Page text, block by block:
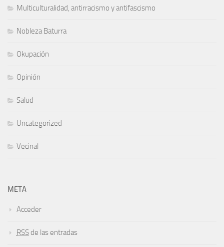
Multiculturalidad, antirracismo y antifascismo
Nobleza Baturra
Okupación
Opinión
Salud
Uncategorized
Vecinal
META
Acceder
RSS de las entradas